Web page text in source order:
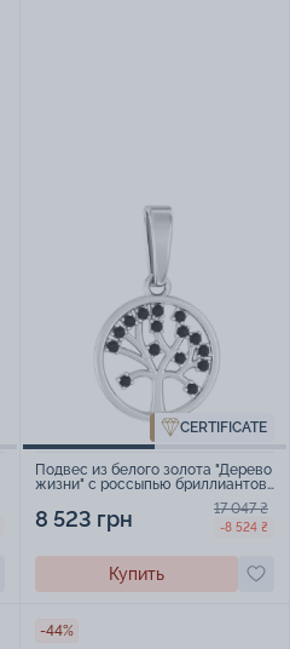
CERTIFICATE
Подвес из белого золота "Дерево
жизни" с россыпью бриллиантов
8 523 грн 17 047 ₴
-8 524 ₴
Купить
-44%